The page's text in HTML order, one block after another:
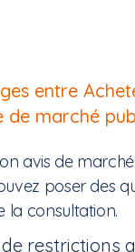
entre
de marché
avis de
poser des
la consultation.
restrictions